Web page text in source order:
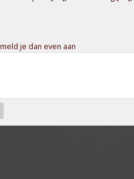
meld je dan even aan